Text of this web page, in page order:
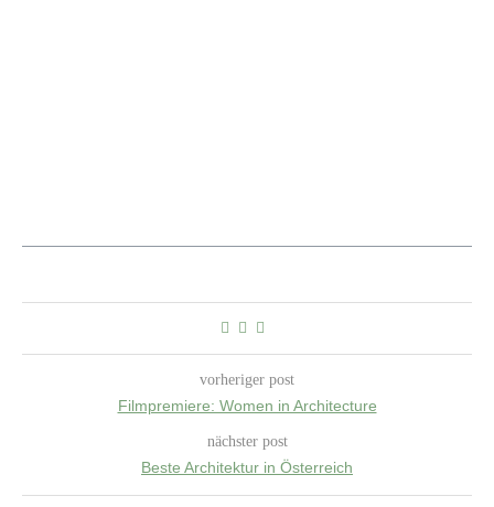
vorheriger post
Filmpremiere: Women in Architecture
nächster post
Beste Architektur in Österreich